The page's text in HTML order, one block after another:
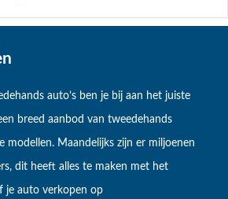
auto’s ben je bij aan het juiste
breed aanbod van tweedehands
modellen. Maandelijks zijn er miljoenen
dit heeft alles te maken met het
je auto verkopen op